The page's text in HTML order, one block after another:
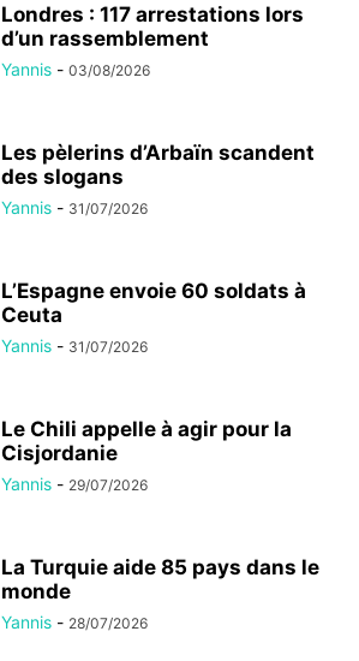
Londres : 117 arrestations lors
d’un rassemblement
Yannis - 03/08/2026
Les pèlerins d’Arbaïn scandent
des slogans
Yannis - 31/07/2026
L’Espagne envoie 60 soldats à
Ceuta
Yannis - 31/07/2026
Le Chili appelle à agir pour la
Cisjordanie
Yannis - 29/07/2026
La Turquie aide 85 pays dans le
monde
Yannis - 28/07/2026